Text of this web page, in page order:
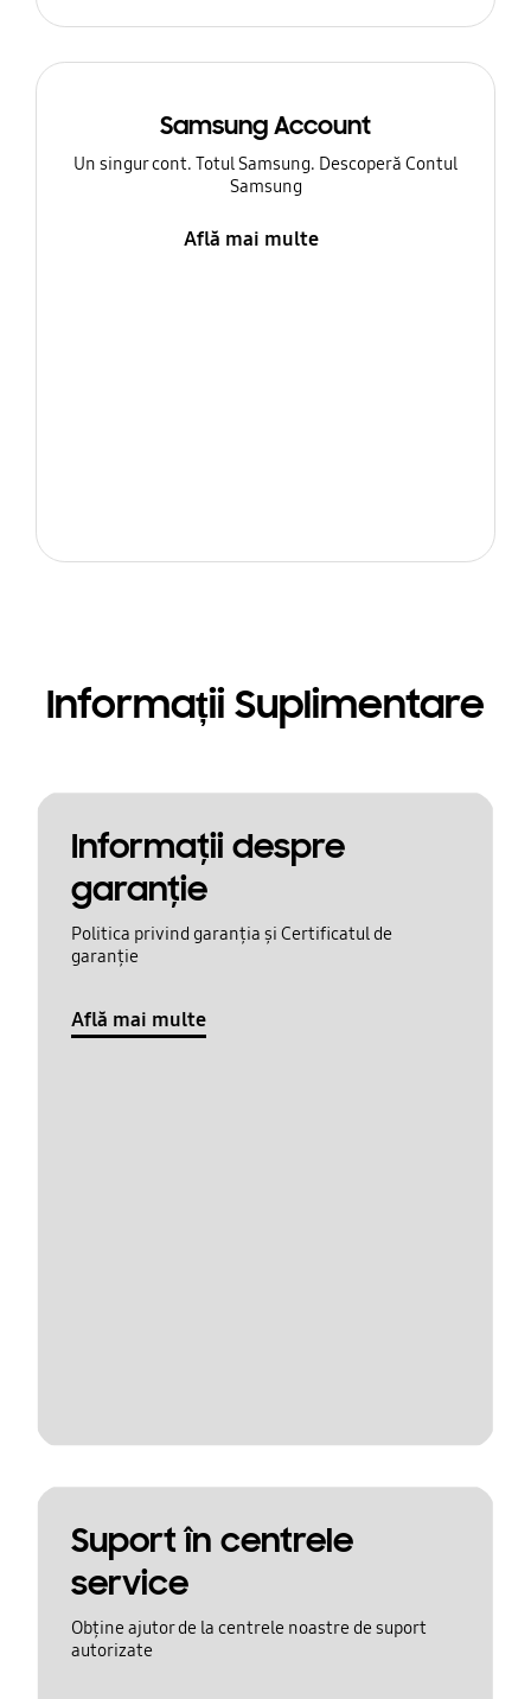
Samsung Account
Un singur cont. Totul Samsung. Descoperă Contul
Samsung
Află mai multe
Informații Suplimentare
Informaţii despre
garanţie
Politica privind garanția și Certificatul de
garanție
Află mai multe
Suport în centrele
service
Obține ajutor de la centrele noastre de suport
autorizate